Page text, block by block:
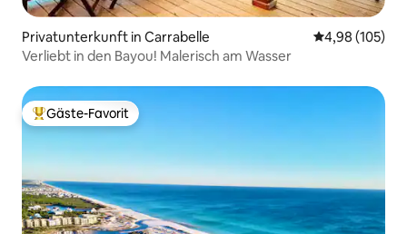
Privatunterkunft in Carrabelle
4,98 (105)
Verliebt in den Bayou! Malerisch am Wasser
Beliebter Gäste-Favorit.
Gäste-Favorit